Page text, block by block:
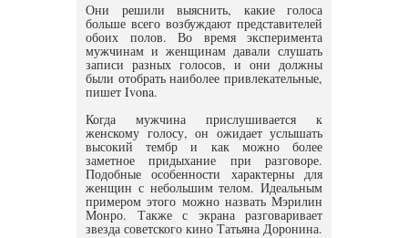
Они решили выяснить, какие голоса
больше всего возбуждают представителей
обоих полов. Во время эксперимента
мужчинам и женщинам давали слушать
записи разных голосов, и они должны
были отобрать наиболее привлекательные,
пишет Ivona.
Когда мужчина прислушивается к
женскому голосу, он ожидает услышать
высокий тембр и как можно более
заметное придыхание при разговоре.
Подобные особенности характерны для
женщин с небольшим телом. Идеальным
примером этого можно назвать Мэрилин
Монро. Также с экрана разговаривает
звезда советского кино Татьяна Доронина.